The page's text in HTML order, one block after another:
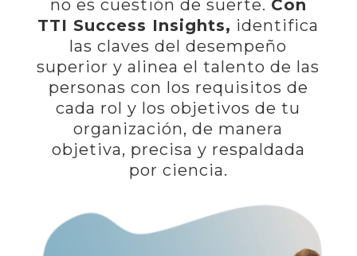
no es cuestión de suerte. Con
TTI Success Insights, identifica
las claves del desempeño
superior y alinea el talento de las
personas con los requisitos de
cada rol y los objetivos de tu
organización, de manera
objetiva, precisa y respaldada
por ciencia.